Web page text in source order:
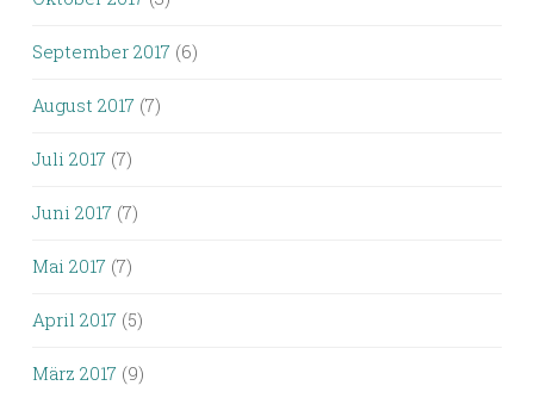
September 2017 (6)
August 2017 (7)
Juli 2017 (7)
Juni 2017 (7)
Mai 2017 (7)
April 2017 (5)
März 2017 (9)